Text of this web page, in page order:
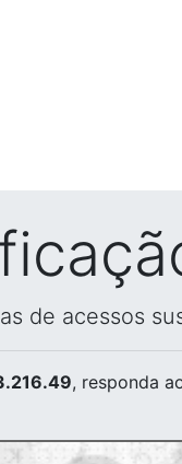
de acessos
, responda